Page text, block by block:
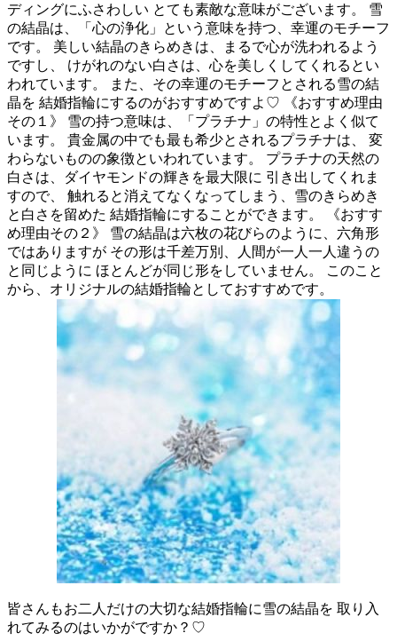
ディングにふさわしい とても素敵な意味がございます。 雪
の結晶は、「心の浄化」という意味を持つ、幸運のモチーフ
です。 美しい結晶のきらめきは、まるで心が洗われるよう
ですし、 けがれのない白さは、心を美しくしてくれるとい
われています。 また、その幸運のモチーフとされる雪の結
晶を 結婚指輪にするのがおすすめですよ♡ 《おすすめ理由
その１》 雪の持つ意味は、「プラチナ」の特性とよく似て
います。 貴金属の中でも最も希少とされるプラチナは、 変
わらないものの象徴といわれています。 プラチナの天然の
白さは、ダイヤモンドの輝きを最大限に 引き出してくれま
すので、 触れると消えてなくなってしまう、雪のきらめき
と白さを留めた 結婚指輪にすることができます。 《おすす
め理由その２》 雪の結晶は六枚の花びらのように、六角形
ではありますが その形は千差万別、人間が一人一人違うの
と同じように ほとんどが同じ形をしていません。 このこと
から、オリジナルの結婚指輪としておすすめです。
皆さんもお二人だけの大切な結婚指輪に雪の結晶を 取り入
れてみるのはいかがですか？♡